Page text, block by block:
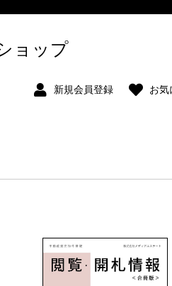
ョップ
新規会員登録 お気